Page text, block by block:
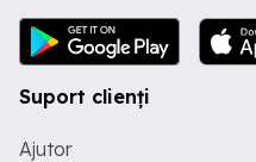
Suport clienți
Ajutor